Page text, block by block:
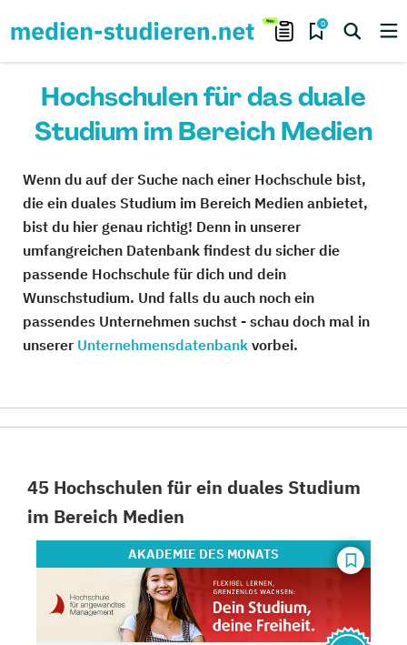
0
Hochschulen für das duale
Studium im Bereich Medien
Wenn du auf der Suche nach einer Hochschule bist,
die ein duales Studium im Bereich Medien anbietet,
bist du hier genau richtig! Denn in unserer
umfangreichen Datenbank findest du sicher die
passende Hochschule für dich und dein
Wunschstudium. Und falls du auch noch ein
passendes Unternehmen suchst - schau doch mal in
unserer Unternehmensdatenbank vorbei.
45 Hochschulen für ein duales Studium
im Bereich Medien
AKADEMIE DES MONATS